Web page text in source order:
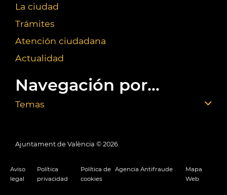
La ciudad
Trámites
Atención ciudadana
Actualidad
Navegación por...
Temas
Ajuntament de València © 2026
Aviso
legal
Política
privacidad
Política de
cookies
Agencia Antifraude
Mapa
Web